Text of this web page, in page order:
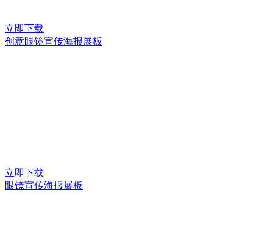
立即下载
创意眼镜宣传海报展板
立即下载
眼镜宣传海报展板